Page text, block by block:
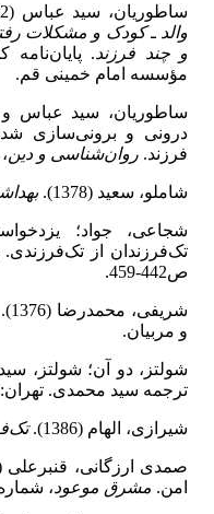
ساطوریان، سید عباس (1392).
والد ـ کودک و مشکلات
و چند فرزند.
مؤسسه امام خمینی قم.
درونی و برونی‌سازی
فرزند. روان‌شناسی و دین،
شاملو، سعید (1378).
تک‌فرزندان از تک‌فرزندی.
ص442-459.
شریفی، محمدرضا (1376).
و مربیان.
شولتز، دو آن؛ شولتز، سیدنی
ترجمه سید محمدی.
شیرازی، الهام (1386).
امن. مشرق موعود، شماره 6، ص69-